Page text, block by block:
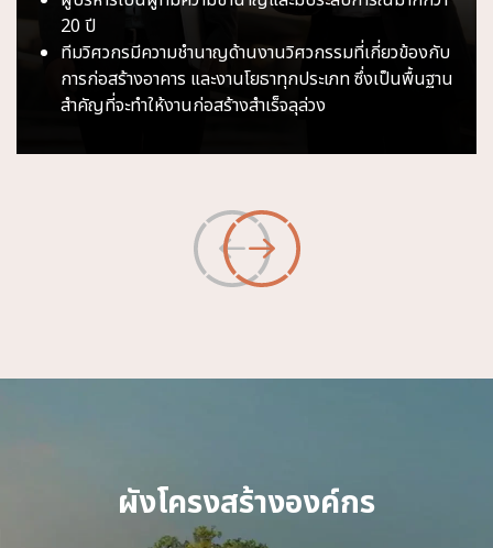
20 ปี
ทีมวิศวกรมีความชำนาญด้านงานวิศวกรรมที่เกี่ยวข้องกับ
การก่อสร้างอาคาร และงานโยธาทุกประเภท ซึ่งเป็นพื้นฐาน
สำคัญที่จะทำให้งานก่อสร้างสำเร็จลุล่วง
ผังโครงสร้างองค์กร